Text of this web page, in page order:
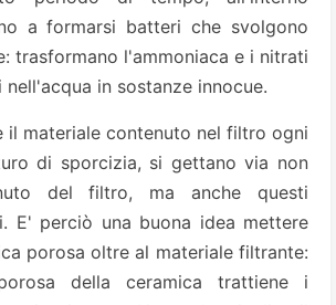
a formarsi batteri che svolgono
trasformano l'ammoniaca e i nitrati
in sostanze innocue.
il materiale contenuto nel filtro ogni
di sporcizia, si gettano via non
del filtro, ma anche questi
E' perciò una buona idea mettere
porosa oltre al materiale filtrante:
della ceramica trattiene i